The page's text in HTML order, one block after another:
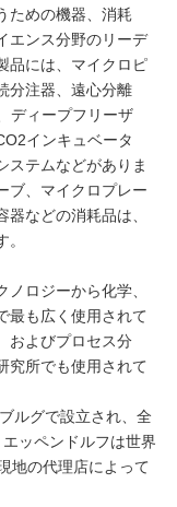
ための機器、消耗
エンス分野のリーデ
品には、マイクロピ
分注器、遠心分離
ディープフリーザ
インキュベータ
ステムなどがありま
ブ、マイクロプレー
器などの消耗品は、
ロジーから化学、
最も広く使用されて
およびプロセス分
究所でも使用されて
ルグで設立され、全
ッペンドルフは世界
地の代理店によって